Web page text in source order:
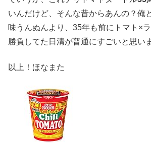
いんだけど、そんな昔からあんの？俺
味うんぬんより、35年も前にトマト×
勝負してた日清が普通にすごいと思い
以上！ほなまた